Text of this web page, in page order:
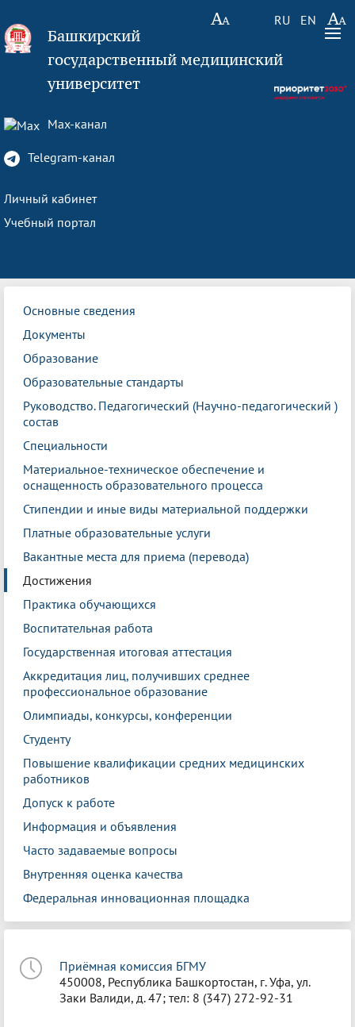
RU EN
Башкирский
государственный медицинский
университет
Max-канал
Telegram-канал
Личный кабинет
Учебный портал
Основные сведения
Документы
Образование
Образовательные стандарты
Руководство. Педагогический (Научно-педагогический )
состав
Специальности
Материальное-техническое обеспечение и
оснащенность образовательного процесса
Стипендии и иные виды материальной поддержки
Платные образовательные услуги
Вакантные места для приема (перевода)
Достижения
Практика обучающихся
Воспитательная работа
Государственная итоговая аттестация
Аккредитация лиц, получивших среднее
профессиональное образование
Олимпиады, конкурсы, конференции
Студенту
Повышение квалификации средних медицинских
работников
Допуск к работе
Информация и объявления
Часто задаваемые вопросы
Внутренняя оценка качества
Федеральная инновационная площадка
Приёмная комиссия БГМУ
450008, Республика Башкортостан, г. Уфа, ул.
Заки Валиди, д. 47; тел: 8 (347) 272-92-31